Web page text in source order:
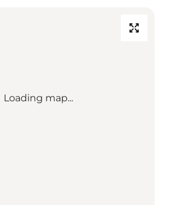
Loading map...